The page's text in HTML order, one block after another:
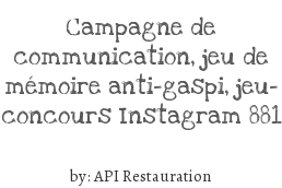
Campagne de
communication, jeu de
mémoire anti-gaspi, jeu-
concours Instagram 881
by:API Restauration